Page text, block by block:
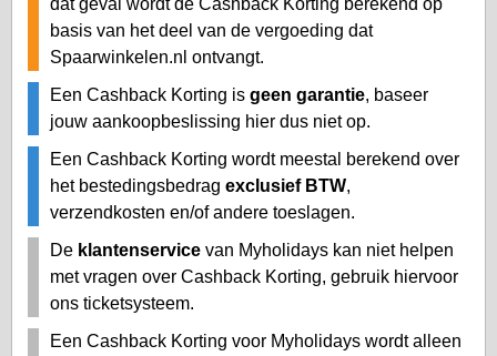
dat geval wordt de Cashback Korting berekend op
basis van het deel van de vergoeding dat
Spaarwinkelen.nl ontvangt.
Een Cashback Korting is geen garantie, baseer
jouw aankoopbeslissing hier dus niet op.
Een Cashback Korting wordt meestal berekend over
het bestedingsbedrag exclusief BTW,
verzendkosten en/of andere toeslagen.
De klantenservice van Myholidays kan niet helpen
met vragen over Cashback Korting, gebruik hiervoor
ons ticketsysteem.
Een Cashback Korting voor Myholidays wordt alleen